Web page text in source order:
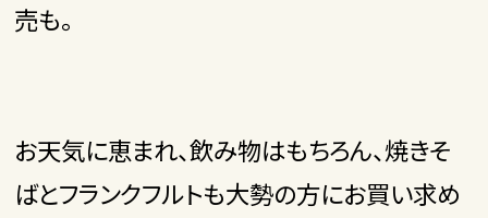
売も。
お天気に恵まれ、飲み物はもちろん、焼きそ
ばとフランクフルトも大勢の方にお買い求め